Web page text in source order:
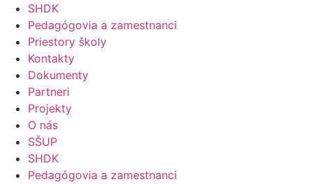
SHDK
Pedagógovia a zamestnanci
Priestory školy
Kontakty
Dokumenty
Partneri
Projekty
O nás
SŠUP
SHDK
Pedagógovia a zamestnanci